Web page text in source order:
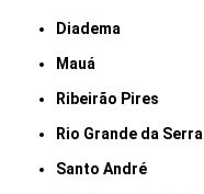
Diadema
Mauá
Ribeirão Pires
Rio Grande da Serra
Santo André